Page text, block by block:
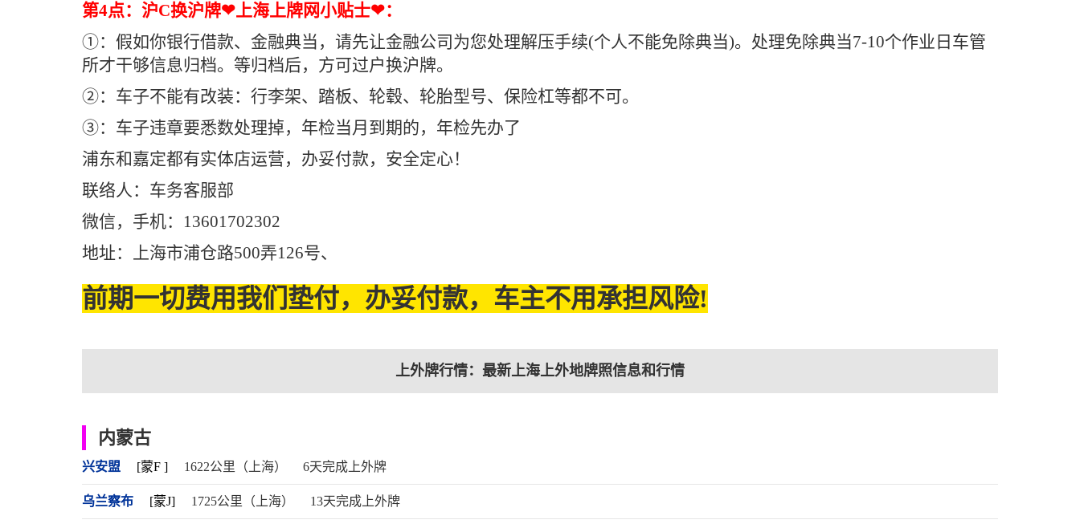
第4点：沪C换沪牌❤上海上牌网小贴士❤：
①：假如你银行借款、金融典当，请先让金融公司为您处理解压手续(个人不能免除典当)。处理免除典当7-10个作业日车管
所才干够信息归档。等归档后，方可过户换沪牌。
②：车子不能有改装：行李架、踏板、轮毂、轮胎型号、保险杠等都不可。
③：车子违章要悉数处理掉，年检当月到期的，年检先办了
浦东和嘉定都有实体店运营，办妥付款，安全定心！
联络人：车务客服部
微信，手机：13601702302
地址：上海市浦仓路500弄126号、
前期一切费用我们垫付，办妥付款，车主不用承担风险!
上外牌行情：最新上海上外地牌照信息和行情
内蒙古
兴安盟 [蒙F ] 1622公里（上海） 6天完成上外牌
乌兰察布 [蒙J] 1725公里（上海） 13天完成上外牌